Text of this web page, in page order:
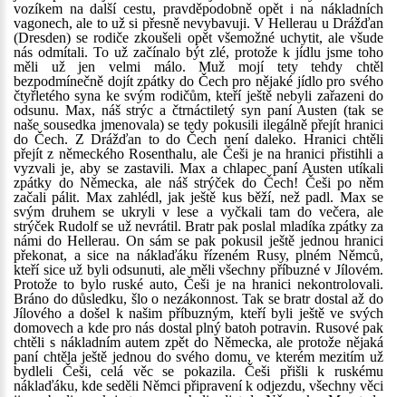
vozíkem na další cestu, pravděpodobně opět i na nákladních
vagonech, ale to už si přesně nevybavuji. V Hellerau u Drážďan
(Dresden) se rodiče zkoušeli opět všemožné uchytit, ale všude
nás odmítali. To už začínalo být zlé, protože k jídlu jsme toho
měli už jen velmi málo. Muž mojí tety tehdy chtěl
bezpodmínečně dojít zpátky do Čech pro nějaké jídlo pro svého
čtyřletého syna ke svým rodičům, kteří ještě nebyli zařazeni do
odsunu. Max, náš strýc a čtrnáctiletý syn paní Austen (tak se
naše sousedka jmenovala) se tedy pokusili ilegálně přejít hranici
do Čech. Z Drážďan to do Čech není daleko. Hranici chtěli
přejít z německého Rosenthalu, ale Češi je na hranici přistihli a
vyzvali je, aby se zastavili. Max a chlapec paní Austen utíkali
zpátky do Německa, ale náš strýček do Čech! Češi po něm
začali pálit. Max zahlédl, jak ještě kus běží, než padl. Max se
svým druhem se ukryli v lese a vyčkali tam do večera, ale
strýček Rudolf se už nevrátil. Bratr pak poslal mladíka zpátky za
námi do Hellerau. On sám se pak pokusil ještě jednou hranici
překonat, a sice na náklaďáku řízeném Rusy, plném Němců,
kteří sice už byli odsunuti, ale měli všechny příbuzné v Jílovém.
Protože to bylo ruské auto, Češi je na hranici nekontrolovali.
Bráno do důsledku, šlo o nezákonnost. Tak se bratr dostal až do
Jílového a došel k našim příbuzným, kteří byli ještě ve svých
domovech a kde pro nás dostal plný batoh potravin. Rusové pak
chtěli s nákladním autem zpět do Německa, ale protože nějaká
paní chtěla ještě jednou do svého domu, ve kterém mezitím už
bydleli Češi, celá věc se pokazila. Češi přišli k ruskému
náklaďáku, kde seděli Němci připravení k odjezdu, všechny věci